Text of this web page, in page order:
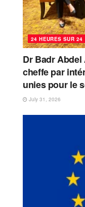
24 HEURES SUR 24
Dr Badr Abdel
cheffe par
unies pour le
July 31, 2026